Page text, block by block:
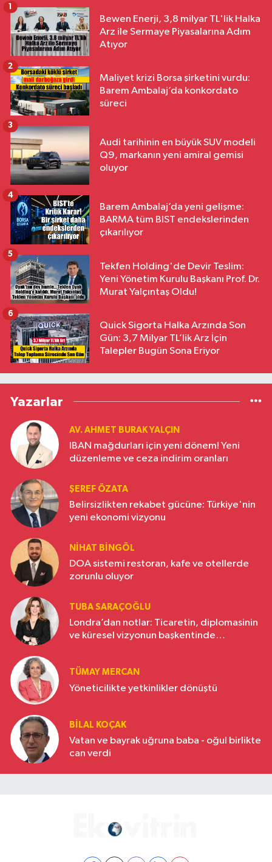
Bewen Enerji, 3,8 milyar TL'lik Halka
Arz ile Sermaye Piyasalarına Adım
Atıyor
1
Maliyet krizi Borsa şirketini vurdu:
Barem Ambalaj’da konkordato
süreci
2
Audi tarihinin en büyük SUV modeli
Q9, markanın yeni amiral gemisi
oluyor
3
Barem Ambalaj’da yeni gelişme:
BARMA tüm BIST endekslerinden
çıkarılıyor
4
Tekfen Holding'de Devir Teslim:
Yeni Yönetim Kurulu Başkanı Prof. Dr.
Murat Yalçıntaş Oldu!
5
Quick Sigorta Halka Arzında Son
Gün: 3,7 Milyar TL’lik Arz İçin
Talepler Bugün Sona Eriyor
6
Yazarlar
AV. AHMET BURAK YALÇIN
IBAN mağdurları için yeni dönem! Yeni
düzenleme ve ceza indirim oranları
ŞEREF ÖZATA
Belirsizlikten rekabet gücüne: Türkiye'nin
yeni ekonomi vizyonu
NIHAT BINGÖL
DOA sistemi restoran, kafe ve otellerde
zorunlu oluyor
TUBA SARAÇOĞLU
Londra’dan notlar: Ticaretin, diplomasinin
ve küresel vizyonun başkentinde
TÜMAY MERCAN
Yöneticilikte yetkinlikler dönüştü
BILAL KOÇAK
Vatan ve bayrak uğruna baba - oğul birlikte
can verdi